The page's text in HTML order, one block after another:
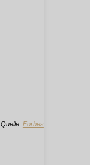
Quelle: Forbes